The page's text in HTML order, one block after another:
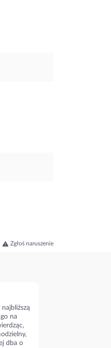
Zgłoś naruszenie
na
dba o